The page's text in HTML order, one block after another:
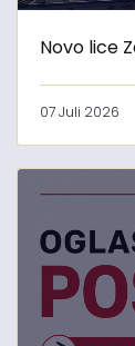
Novo lice
07 Juli 2026